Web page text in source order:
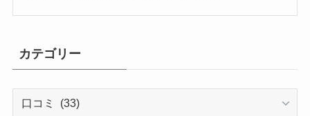
カテゴリー